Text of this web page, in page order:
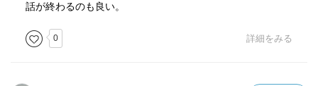
話が終わるのも良い。
0 詳細をみる